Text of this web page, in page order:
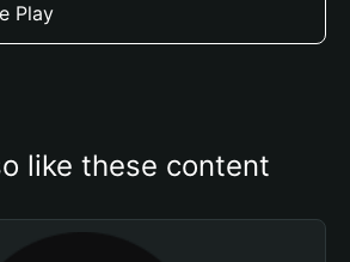
Play
like these content